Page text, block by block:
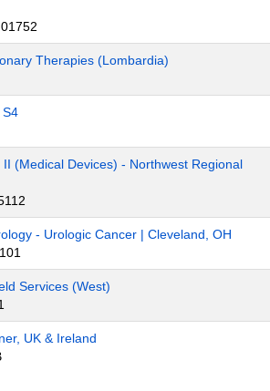
Therapies (Lombardia)
S4
(Medical Devices) - Northwest Regional
- Urologic Cancer | Cleveland, OH
Services (West)
UK & Ireland